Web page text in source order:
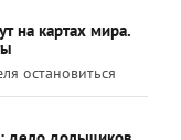
на картах мира.
остановиться